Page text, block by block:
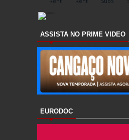
ASSISTA NO PRIME VIDEO
EURODOC